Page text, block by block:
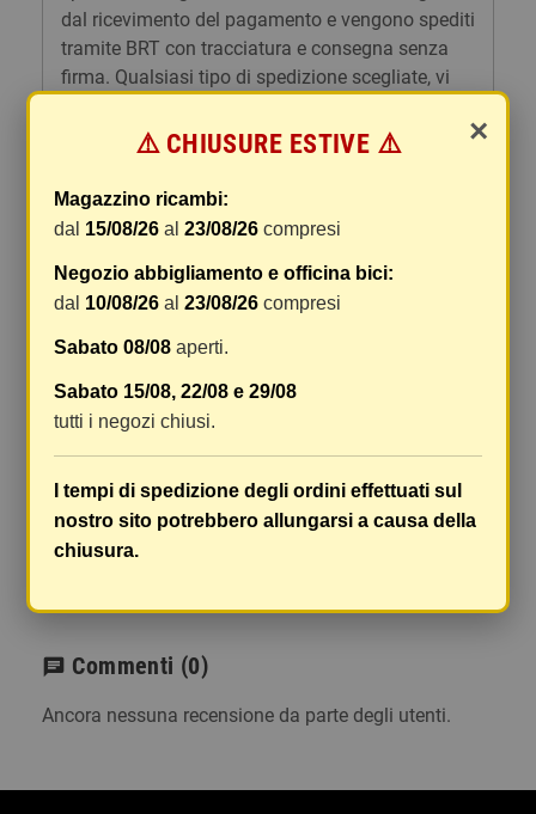
dal ricevimento del pagamento e vengono spediti
tramite BRT con tracciatura e consegna senza
firma. Qualsiasi tipo di spedizione scegliate, vi
gestione e imballaggio e le spese postali. I costi
di gestione sono fissi, mentre i costi di trasporto
variano a seconda del peso totale della
spedizione. Vi consigliamo di raggruppare i
vostri articoli in un unico ordine. Non ci è
possibile raggruppare due ordini distinti
spedizione saranno addebitate per ognuno di
essi. Il vostro pacco sarà inviato a vostro rischio,
ma viene prestata un'attenzione particolare in
caso di oggetti fragili.
Le scatole hanno dimensioni adeguatamente
ampie e i vostri articoli son ben protetti.
chat Commenti (0)
Ancora nessuna recensione da parte degli utenti.
×
⚠️ CHIUSURE ESTIVE ⚠️
Magazzino ricambi:
dal 15/08/26 al23/08/26 compresi
Negozio abbigliamento e officina bici:
dal 10/08/26 al23/08/26 compresi
Sabato 08/08 aperti.
Sabato 15/08, 22/08 e 29/08
tutti i negozi chiusi.
I tempi di spedizione degli ordini effettuati sul
nostro sito potrebbero allungarsi a causa della
chiusura.